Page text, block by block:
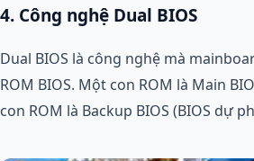
4. Công nghệ Dual BIOS
Dual BIOS là công nghệ mà
ROM BIOS. Một con ROM là Main
con ROM là Backup BIOS (BIOS dự